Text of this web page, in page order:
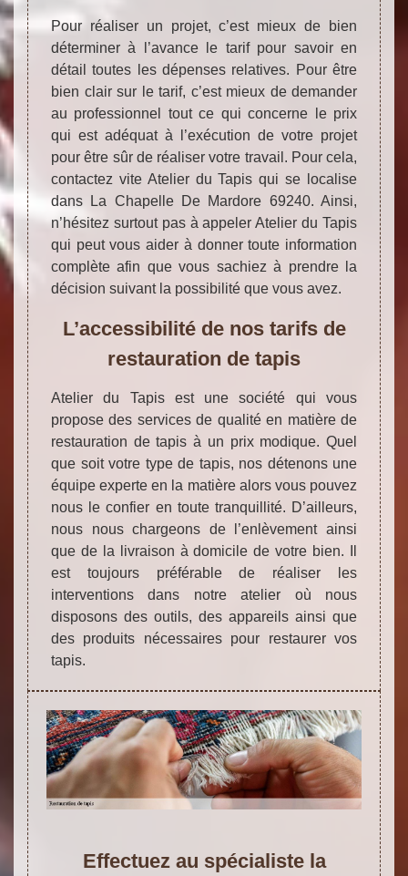
Pour réaliser un projet, c’est mieux de bien
déterminer à l’avance le tarif pour savoir en
détail toutes les dépenses relatives. Pour être
bien clair sur le tarif, c’est mieux de demander
au professionnel tout ce qui concerne le prix
qui est adéquat à l’exécution de votre projet
pour être sûr de réaliser votre travail. Pour cela,
contactez vite Atelier du Tapis qui se localise
dans La Chapelle De Mardore 69240. Ainsi,
n’hésitez surtout pas à appeler Atelier du Tapis
qui peut vous aider à donner toute information
complète afin que vous sachiez à prendre la
décision suivant la possibilité que vous avez.
L’accessibilité de nos tarifs de
restauration de tapis
Atelier du Tapis est une société qui vous
propose des services de qualité en matière de
restauration de tapis à un prix modique. Quel
que soit votre type de tapis, nos détenons une
équipe experte en la matière alors vous pouvez
nous le confier en toute tranquillité. D’ailleurs,
nous nous chargeons de l’enlèvement ainsi
que de la livraison à domicile de votre bien. Il
est toujours préférable de réaliser les
interventions dans notre atelier où nous
disposons des outils, des appareils ainsi que
des produits nécessaires pour restaurer vos
tapis.
Effectuez au spécialiste la